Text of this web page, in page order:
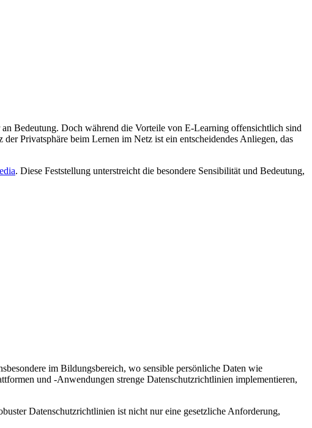
Bedeutung. Doch während die Vorteile von E-Learning offensichtlich sind
Privatsphäre beim Lernen im Netz ist ein entscheidendes Anliegen, das
. Diese Feststellung unterstreicht die besondere Sensibilität und Bedeutung,
im Bildungsbereich, wo sensible persönliche Daten wie
und -Anwendungen strenge Datenschutzrichtlinien implementieren,
Datenschutzrichtlinien ist nicht nur eine gesetzliche Anforderung,